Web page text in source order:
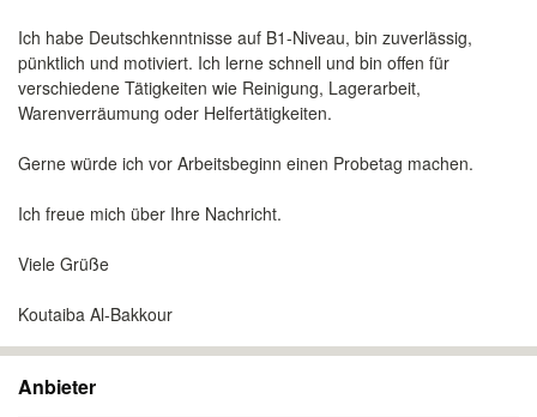
Ich habe Deutschkenntnisse auf B1-Niveau, bin zuverlässig,
pünktlich und motiviert. Ich lerne schnell und bin offen für
verschiedene Tätigkeiten wie Reinigung, Lagerarbeit,
Warenverräumung oder Helfertätigkeiten.
Gerne würde ich vor Arbeitsbeginn einen Probetag machen.
Ich freue mich über Ihre Nachricht.
Viele Grüße
Koutaiba Al-Bakkour
Anbieter